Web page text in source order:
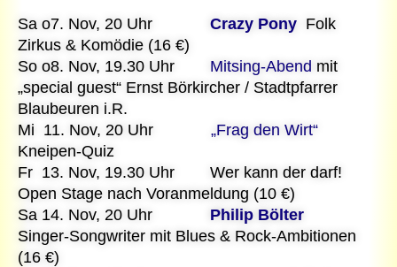
Sa o7. Nov, 20 Uhr Crazy Pony Folk
Zirkus & Komödie (16 €)
So o8. Nov, 19.30 Uhr Mitsing-Abend mit
„special guest“ Ernst Börkircher / Stadtpfarrer
Blaubeuren i.R.
Mi 11. Nov, 20 Uhr „Frag den Wirt“
Kneipen-Quiz
Fr 13. Nov, 19.30 Uhr Wer kann der darf!
Open Stage nach Voranmeldung (10 €)
Sa 14. Nov, 20 Uhr Philip Bölter
Singer-Songwriter mit Blues & Rock-Ambitionen
(16 €)